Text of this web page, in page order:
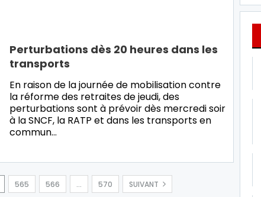
Perturbations dès 20 heures dans les
transports
En raison de la journée de mobilisation contre
la réforme des retraites de jeudi, des
perturbations sont à prévoir dès mercredi soir
à la SNCF, la RATP et dans les transports en
commun…
565 566 … 570 SUIVANT